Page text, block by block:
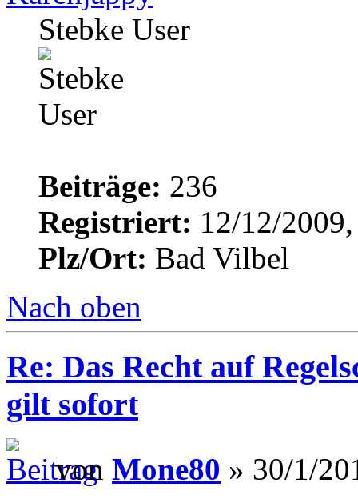
Stebke User
Beiträge: 236
Registriert: 12/12/
Plz/Ort: Bad Vilbel
Nach oben
Re: Das Recht auf
gilt sofort
von Mone80 » 30/1/